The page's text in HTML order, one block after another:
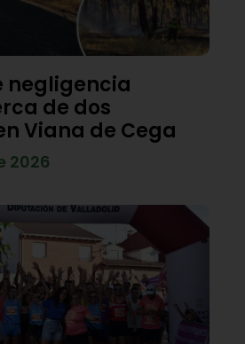
negligencia
de dos
Viana de Cega
2026